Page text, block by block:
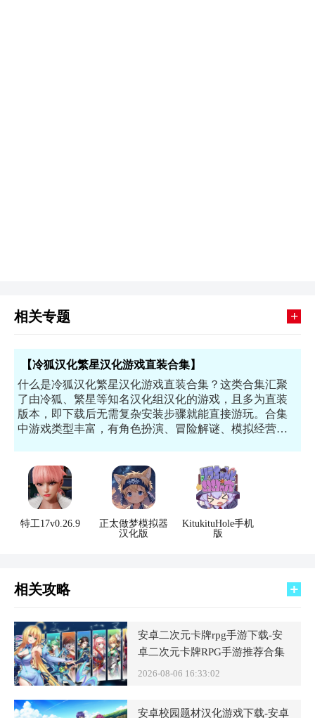
相关专题 +
【冷狐汉化繁星汉化游戏直装合集】
什么是冷狐汉化繁星汉化游戏直装合集？这类合集汇聚
了由冷狐、繁星等知名汉化组汉化的游戏，且多为直装
版本，即下载后无需复杂安装步骤就能直接游玩。合集
中游戏类型丰富，有角色扮演、冒险解谜、模拟经营
节省时间。想来试一试的朋友，点击立即下载就能安装
到手机里面体验！
特工17v0.26.9
正太做梦模拟器
汉化版
KitukituHole手机
版
相关攻略
安卓二次元卡牌rpg手游下载-安
卓二次元卡牌RPG手游推荐合集
2026-08-06 16:33:02
安卓校园题材汉化游戏下载-安卓